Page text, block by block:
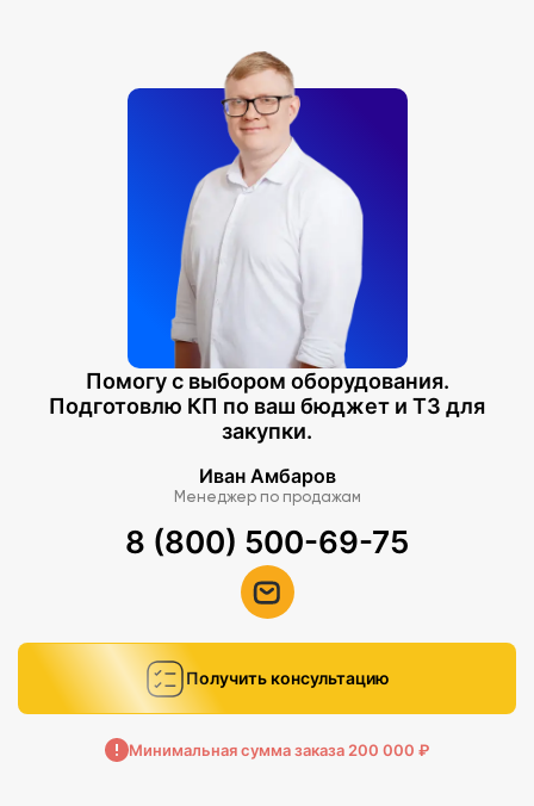
Помогу с выбором оборудования.
Подготовлю КП по ваш бюджет и ТЗ для
закупки.
Иван Амбаров
Менеджер по продажам
8 (800) 500-69-75
Получить консультацию
Минимальная сумма заказа 200 000 ₽